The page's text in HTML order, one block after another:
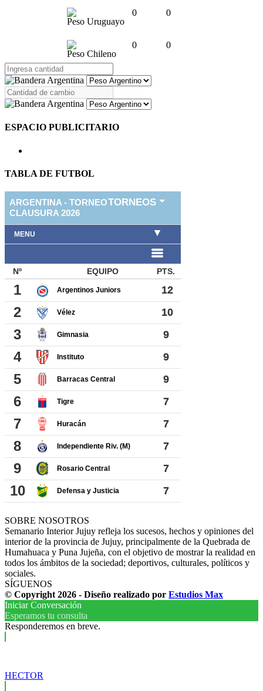
Peso Uruguayo
0 0
Peso Chileno
0 0
ESPACIO PUBLICITARIO
TABLA DE FUTBOL
SOBRE NOSOTROS
Semanario Interior Jujuy refleja los sucesos, hechos y opiniones del
interior de la provincia de Jujuy, principalmente de la Quebrada de
Humahuaca y Puna Jujeña, con el objetivo de mostrar la realidad en
todos los ámbitos de la sociedad; deportivos, culturales, políticos y
sociales.
SÍGUENOS
© Copyright 2026 - Diseño realizado por Estudios Max
Iniciar Conversación
Esperamos tu consulta
Responderemos en breve.
HECTOR